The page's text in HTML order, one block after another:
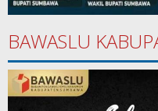
BAWASLU